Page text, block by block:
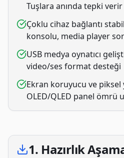
Tuşlara anında tepki verir
Çoklu cihaz bağlantı
konsolu, media player
USB medya oynatıcı
video/ses format desteği
Ekran koruyucu ve
OLED/QLED panel ömrü
1. Hazırlık